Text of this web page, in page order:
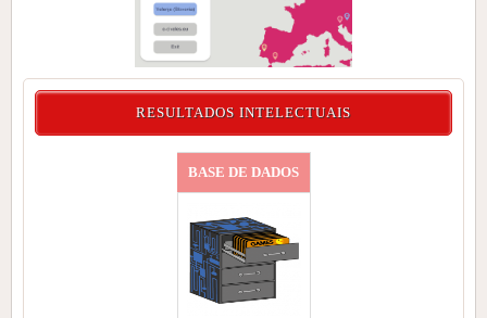
RESULTADOS INTELECTUAIS
BASE DE DADOS